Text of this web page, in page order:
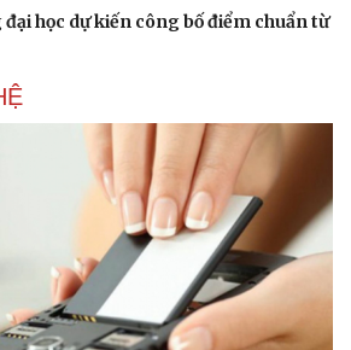
học dự kiến công bố điểm chuẩn từ